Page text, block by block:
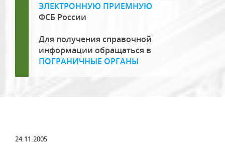
ЭЛЕКТРОННУЮ ПРИЕМНУЮ
ФСБ России
Для получения справочной
информации обращаться в
ПОГРАНИЧНЫЕ ОРГАНЫ
24.11.2005